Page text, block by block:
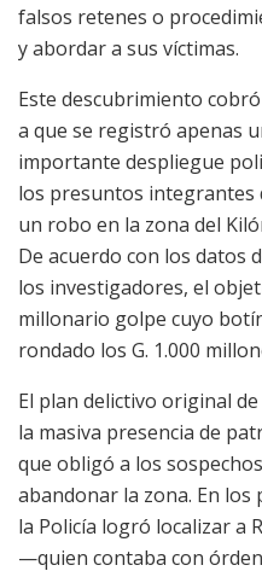
falsos retenes o
y abordar a sus víctimas.
Este descubrimiento
a que se registró apenas
importante despliegue
los presuntos integrantes
un robo en la zona del
De acuerdo con los datos
los investigadores, el
millonario golpe cuyo
rondado los G. 1.000
El plan delictivo original
la masiva presencia de
que obligó a los
abandonar la zona. En
la Policía logró localizar a
—quien contaba con